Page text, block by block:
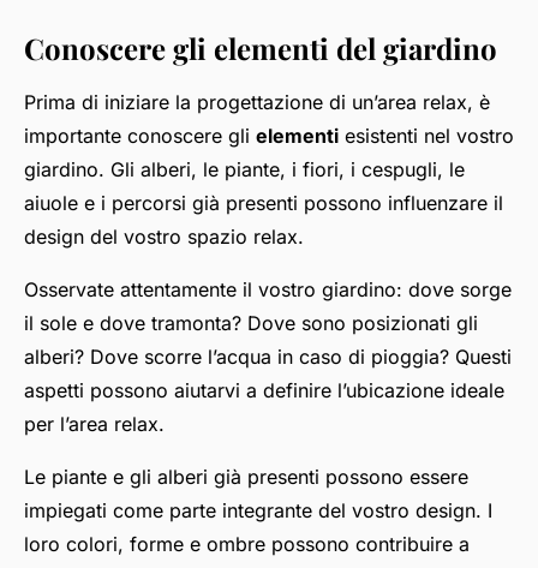
Conoscere gli elementi del giardino
Prima di iniziare la progettazione di un’area relax, è
importante conoscere gli elementi esistenti nel vostro
giardino. Gli alberi, le piante, i fiori, i cespugli, le
aiuole e i percorsi già presenti possono influenzare il
design del vostro spazio relax.
Osservate attentamente il vostro giardino: dove sorge
il sole e dove tramonta? Dove sono posizionati gli
alberi? Dove scorre l’acqua in caso di pioggia? Questi
aspetti possono aiutarvi a definire l’ubicazione ideale
per l’area relax.
Le piante e gli alberi già presenti possono essere
impiegati come parte integrante del vostro design. I
loro colori, forme e ombre possono contribuire a